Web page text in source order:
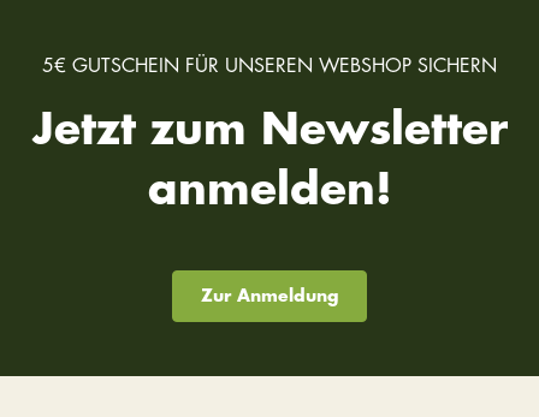
5€ GUTSCHEIN FÜR UNSEREN WEBSHOP SICHERN
Jetzt zum Newsletter
anmelden!
Zur Anmeldung